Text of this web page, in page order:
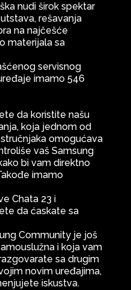
nudi širok spektar
rešavanja
na najčešće
materijala sa
servisnog
imamo 546
da koristite našu
koja jednom od
omogućava
vaš Samsung
bi vam direktno
imamo
Chata 23 i
da ćaskate sa
Community je još
i koja vam
sa drugim
novim uređajima,
iskustva.